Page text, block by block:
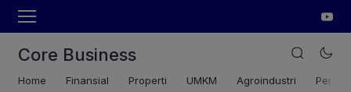
Core Business
Home Finansial Properti UMKM Agroindustri